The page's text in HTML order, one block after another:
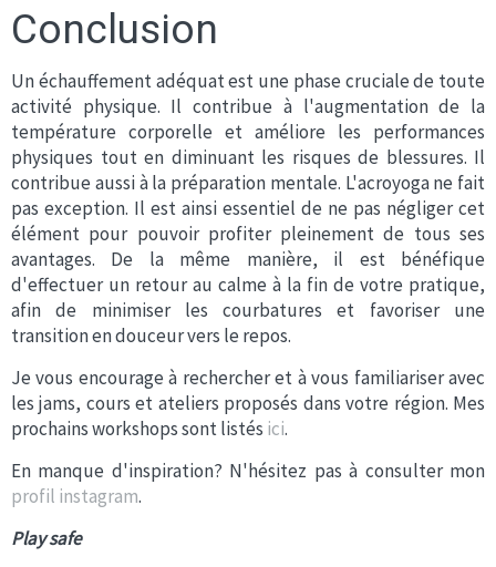
Conclusion
Un échauffement adéquat est une phase cruciale de toute
activité physique. Il contribue à l'augmentation de la
température corporelle et améliore les performances
physiques tout en diminuant les risques de blessures. Il
contribue aussi à la préparation mentale. L'acroyoga ne fait
pas exception. Il est ainsi essentiel de ne pas négliger cet
élément pour pouvoir profiter pleinement de tous ses
avantages. De la même manière, il est bénéfique
d'effectuer un retour au calme à la fin de votre pratique,
afin de minimiser les courbatures et favoriser une
transition en douceur vers le repos.
Je vous encourage à rechercher et à vous familiariser avec
les jams, cours et ateliers proposés dans votre région. Mes
prochains workshops sont listés ici.
En manque d'inspiration? N'hésitez pas à consulter mon
profil instagram.
Play safe